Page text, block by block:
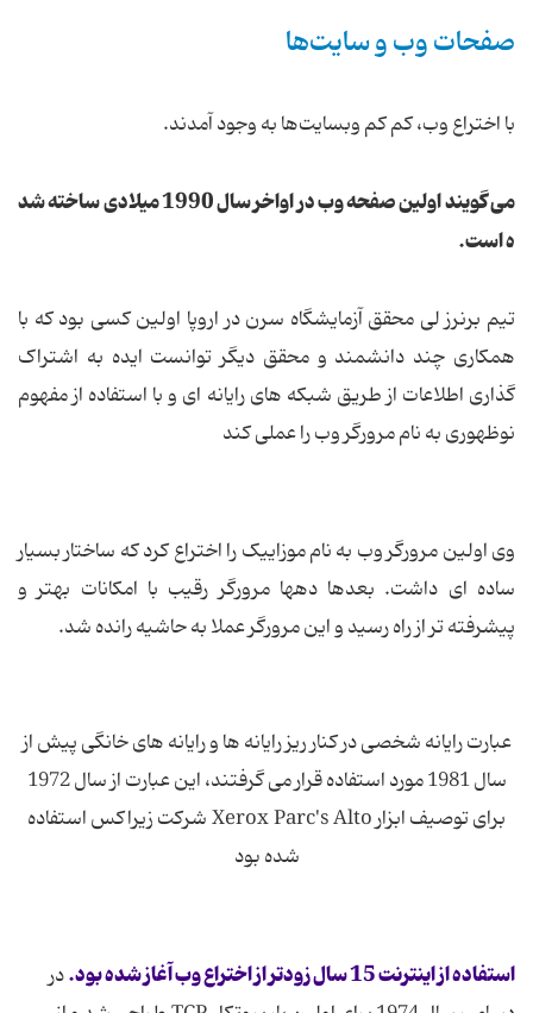
صفحات وب و سایت‌ها
با اختراع وب، کم کم وبسایت‌ها به وجود آمدند.
می گویند اولین صفحه وب در اواخر سال 1990 میلادی ساخته شد
ه است.
تیم برنرز لی محقق آزمایشگاه سرن در اروپا اولین کسی بود که با
همکاری چند دانشمند و محقق دیگر توانست ایده به اشتراک
گذاری اطلاعات از طریق شبکه های رایانه ای و با استفاده از مفهوم
نوظهوری به نام مرورگر وب را عملی کند
وی اولین مرورگر وب به نام موزاییک را اختراع کرد که ساختار بسیار
ساده ای داشت. بعدها دهها مرورگر رقیب با امکانات بهتر و
پیشرفته تر از راه رسید و این مرورگر عملا به حاشیه رانده شد.
عبارت رایانه شخصی در کنار ریز رایانه ها و رایانه های خانگی پیش از
سال 1981 مورد استفاده قرار می گرفتند، این عبارت از سال 1972
برای توصیف ابزار Xerox Parc's Alto شرکت زیراکس استفاده
شده بود
استفاده از اینترنت 15 سال زودتر از اختراع وب آغاز شده بود.
در